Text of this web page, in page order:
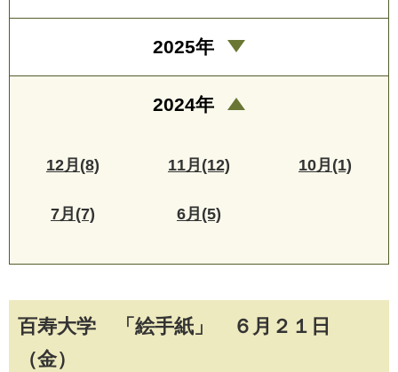
百寿大学 「絵手紙」 ６月２１日
（金）
2025年
2024年
12月(8) 11月(12) 10月(1)
7月(7) 6月(5)